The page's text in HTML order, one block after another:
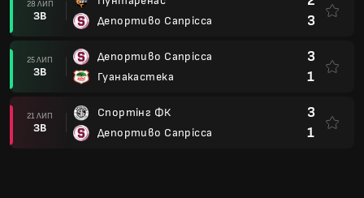
28 ЛИП
ЗВ
Депортиво Сапрісса
3
25 ЛИП
ЗВ
Депортиво Сапрісса
Гуанакастека
3
1
21 ЛИП
ЗВ
Спортінг ФК
Депортиво Сапрісса
3
1